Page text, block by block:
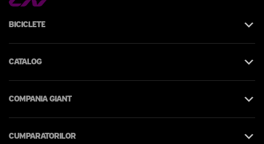
Biciclete
Catalog
Compania Giant
Cumparatorilor